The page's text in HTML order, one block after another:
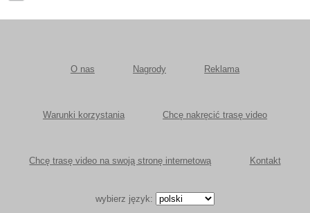
O nas Nagrody Reklama
Warunki korzystania Chcę nakręcić trasę video
Chcę trasę video na swoją stronę internetową Kontakt
wybierz język: